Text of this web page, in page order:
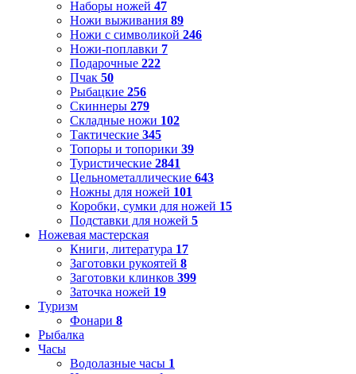
Наборы ножей 47
Ножи выживания 89
Ножи с символикой 246
Ножи-поплавки 7
Подарочные 222
Пчак 50
Рыбацкие 256
Скиннеры 279
Складные ножи 102
Тактические 345
Топоры и топорики 39
Туристические 2841
Цельнометаллические 643
Ножны для ножей 101
Коробки, сумки для ножей 15
Подставки для ножей 5
Ножевая мастерская
Книги, литература 17
Заготовки рукоятей 8
Заготовки клинков 399
Заточка ножей 19
Туризм
Фонари 8
Рыбалка
Часы
Водолазные часы 1